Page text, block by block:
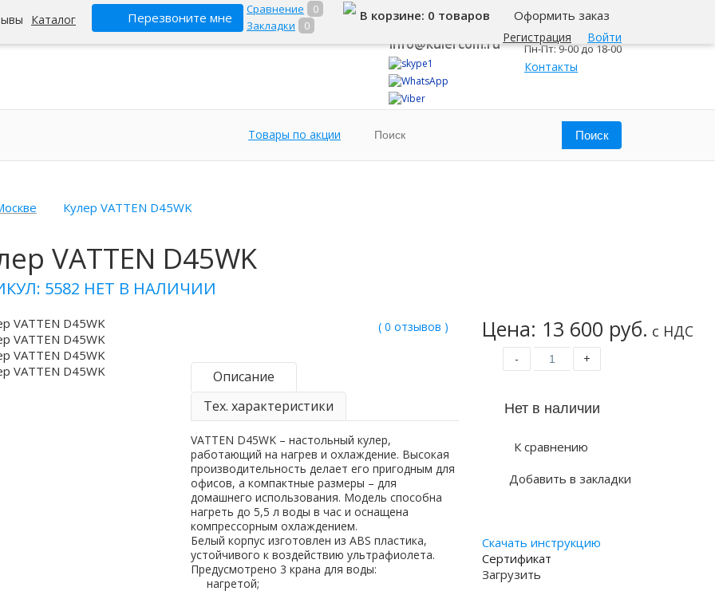
Каталог Перезвоните мне
Сравнение
0
Закладки
0
Регистрация Войти
В корзине: 0 товаров Оформить заказ
8 800 500-345-1
info@kulercom.ru
Челябинск
Пн-Пт: 9-00 до 18-00
Контакты
Товары по акции
Кулер VATTEN D45WK
VATTEN D45WK
5582 НЕТ В НАЛИЧИИ
Цена: 13 600 руб. с НДС
- +
К сравнению
Добавить в закладки
Скачать инструкцию
Сертификат
Загрузить
( 0 отзывов )
Описание
Тех. характеристики
VATTEN D45WK – настольный кулер,
работающий на нагрев и охлаждение. Высокая
производительность делает его пригодным для
офисов, а компактные размеры – для
домашнего использования. Модель способна
нагреть до 5,5 л воды в час и оснащена
компрессорным охлаждением.
Белый корпус изготовлен из ABS пластика,
устойчивого к воздействию ультрафиолета.
Предусмотрено 3 крана для воды:
нагретой;